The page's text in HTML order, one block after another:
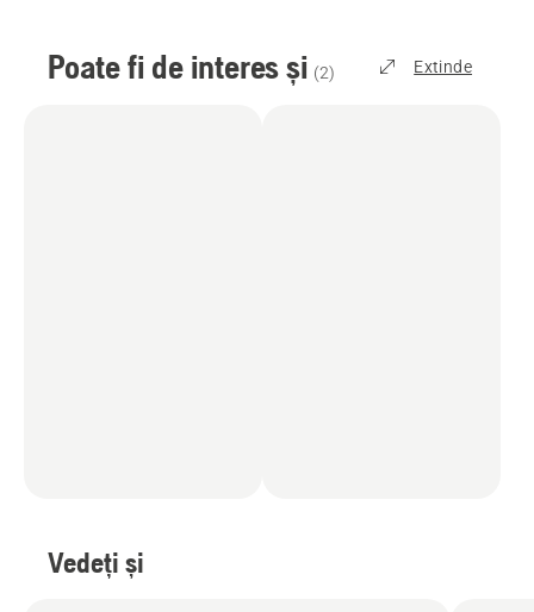
Poate fi de interes și (2) Extinde
Vedeți și